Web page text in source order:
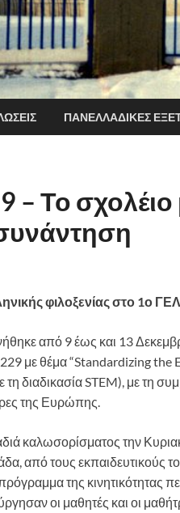
ΠΑΝΕΛΛΑΔΙΚΈΣ
– Το σχολέιο
φιλοξενίας στο 1ο
από 9 έως και 13
με θέμα “Standardizing the
διαδικασία STEM), με τη
της Ευρώπης.
καλωσορίσματος την
από τους εκπαιδευτικούς
της κινητικότητας
οι μαθητές και οι